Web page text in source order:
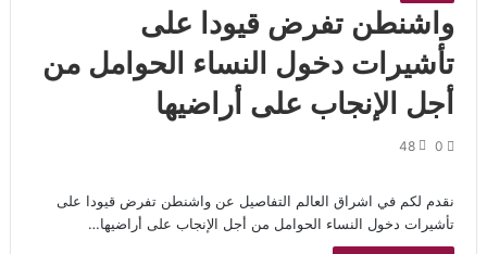
واشنطن تفرض قيودا على
تأشيرات دخول النساء الحوامل من
أجل الإنجاب على أراضيها
0
48
نقدم لكم في اشراق العالم التفاصيل عن واشنطن تفرض قيودا على
تأشيرات دخول النساء الحوامل من أجل الإنجاب على أراضيها…